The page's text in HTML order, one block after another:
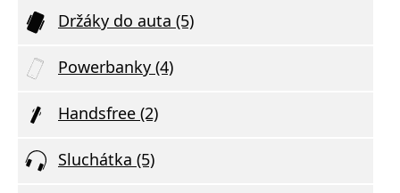
Držáky do auta (5)
Powerbanky (4)
Handsfree (2)
Sluchátka (5)